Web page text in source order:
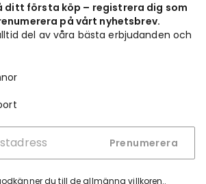
ditt första köp – registrera dig som
på vårt nyhetsbrev.
del av våra bästa erbjudanden och
Prenumerera
dutill de allmänna villkoren..